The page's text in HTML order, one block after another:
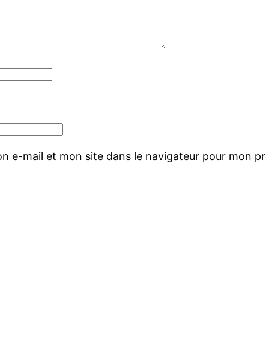
e-mail et mon site dans le navigateur pour mon